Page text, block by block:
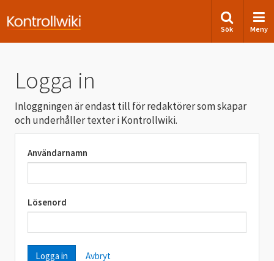
Sök Meny
Logga in
Inloggningen är endast till för redaktörer som skapar
och underhåller texter i Kontrollwiki.
Användarnamn
Lösenord
Avbryt